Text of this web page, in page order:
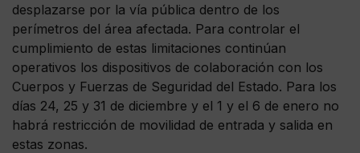
desplazarse por la vía pública dentro de los
perímetros del área afectada. Para controlar el
cumplimiento de estas limitaciones continúan
operativos los dispositivos de colaboración con los
Cuerpos y Fuerzas de Seguridad del Estado. Para los
días 24, 25 y 31 de diciembre y el 1 y el 6 de enero no
habrá restricción de movilidad de entrada y salida en
estas zonas.